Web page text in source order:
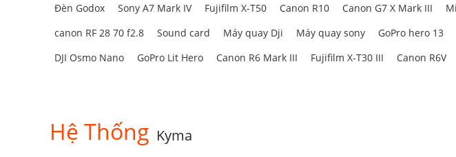
Đèn Godox
Sony A7 Mark IV Fujifilm X-T50 Canon R10 Canon G7 X Mark III
canon RF 28 70 f2.8
Sound card Máy quay Dji Máy quay sony GoPro hero 13
DJI Osmo Nano
GoPro Lit Hero Canon R6 Mark III Fujifilm X-T30 III Canon R6V
Hệ Thống Kyma